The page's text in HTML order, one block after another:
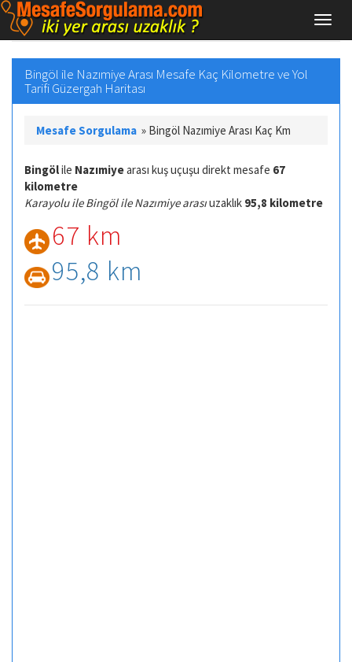
Bingöl ile Nazımiye Arası Mesafe Kaç Kilometre ve Yol
Tarifi Güzergah Haritası
Mesafe Sorgulama » Bingöl Nazımiye Arası Kaç Km
Bingölile Nazımiyearası kuş uçuşu direkt mesafe 67
kilometre
Karayolu ile Bingöl ile Nazımiye arasıuzaklık 95,8 kilometre
67 km
95,8 km